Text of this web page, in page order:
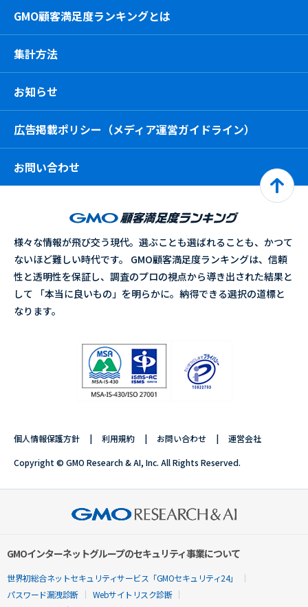
GMO顧客満足度ランキングとは
集計方法
お知らせ
広告掲載ポリシー（メディア運営ガイドライン）
お問い合わせ
様々な情報が飛び交う現代。選ぶことも選ばれることも、かつて
ないほど難しい時代です。 GMO顧客満足度ランキングは、信頼
性と透明性を保証し、調査のプロの視点から導き出された結果と
して 「本当に良いもの」を明らかに。納得できる選択の道標と
なります。
個人情報保護方針 利用規約 お問い合わせ 運営会社
Copyright © GMO Research & AI, Inc. All Rights Reserved.
GMOインターネットグループのセキュリティ事業について
世界初総合ネットセキュリティサービス「GMOセキュリティ24」
パスワード漏洩診断
Webサイトリスク診断